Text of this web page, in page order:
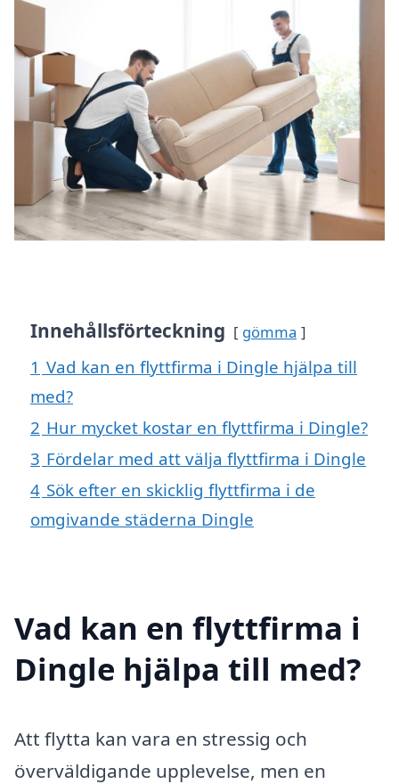
Innehållsförteckning gömma
1 Vad kan en flyttfirma i Dingle hjälpa till
med?
2 Hur mycket kostar en flyttfirma i Dingle?
3 Fördelar med att välja flyttfirma i Dingle
4 Sök efter en skicklig flyttfirma i de
omgivande städerna Dingle
Vad kan en flyttfirma i
Dingle hjälpa till med?
Att flytta kan vara en stressig och
överväldigande upplevelse, men en